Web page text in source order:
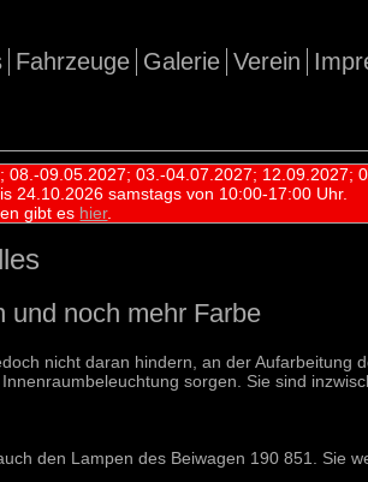
Verein
Galerie
Fahrzeuge
09.05.2027; 03.-04.07.2027; 12.09.2027;
24.10.2026 samstags von 10:00-17:00 Uhr.
gibt es hier.
und noch mehr Farbe
nicht daran hindern, an der Aufarbeitung
sorgen. Sie sind
den Lampen des Beiwagen 190 851. Sie